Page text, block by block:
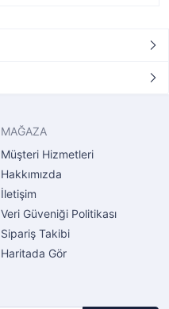
MAĞAZA
Müşteri Hizmetleri
Hakkımızda
İletişim
Veri Güveniği Politikası
Sipariş Takibi
Haritada Gör